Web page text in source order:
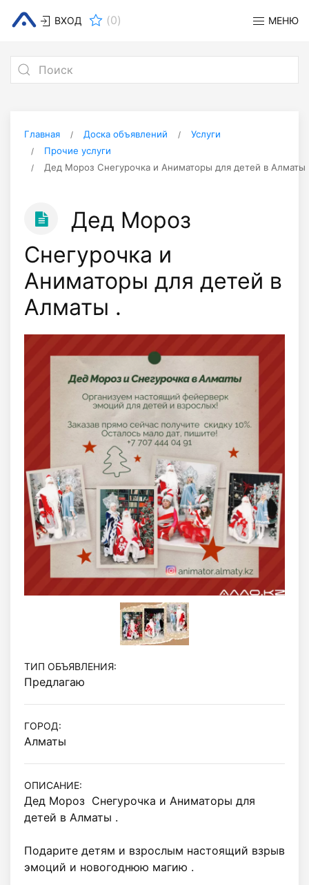
ВХОД (0) МЕНЮ
Главная Доска объявлений
Услуги
Прочие услуги
Дед Мороз Снегурочка и Аниматоры для детей в Алматы
Дед Мороз
Снегурочка и
Аниматоры для детей в
Алматы .
ТИП ОБЪЯВЛЕНИЯ:
Предлагаю
ГОРОД:
Алматы
ОПИСАНИЕ:
Дед Мороз  Снегурочка и Аниматоры для
детей в Алматы .
Подарите детям и взрослым настоящий взрыв
эмоций и новогоднюю магию .